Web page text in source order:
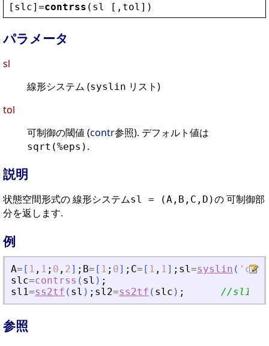
[ slc]=contrss ( sl [, tol ])
パラメータ
sl
線形システム (syslin リスト)
tol
可制御の閾値 (contr参照). デフォルト値は
sqrt(%eps) .
説明
状態空間形式の 線形システムsl = (A,B,C,D)の 可制御部
分を返します.
例
A= [ 1 , 1 ; 0 , 2] ; B= [ 1 ; 0] ; C= [ 1 , 1] ; sl=syslin ( ' c',
slc=contrss ( sl ) ;
sl1=ss2tf ( sl ) ; sl2=ss2tf ( slc ) ; //sl1 と
参照